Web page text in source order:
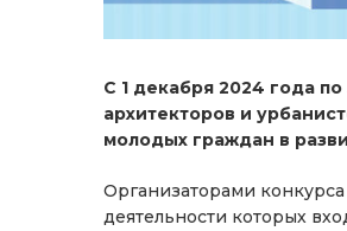
С 1 декабря 2024 года
архитекторов и
молодых граждан в
Организаторами
деятельности которых